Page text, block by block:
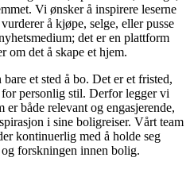
Vi ønsker å inspirere leserne
å kjøpe, selge, eller pusse
det er en plattform
om det å skape et hjem.
et sted å bo. Det er et fristed,
personlig stil. Derfor legger vi
er både relevant og engasjerende,
i sine boligreiser. Vårt team
kontinuerlig med å holde seg
forskningen innen bolig.